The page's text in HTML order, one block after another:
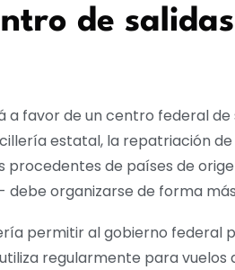
de
a favor de un centro federal
estatal, la repatriación
de países de
organizarse de forma
permitir al gobierno federal
regularmente para